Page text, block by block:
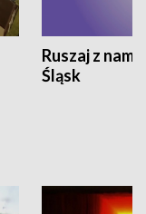
Ruszaj z
Śląsk